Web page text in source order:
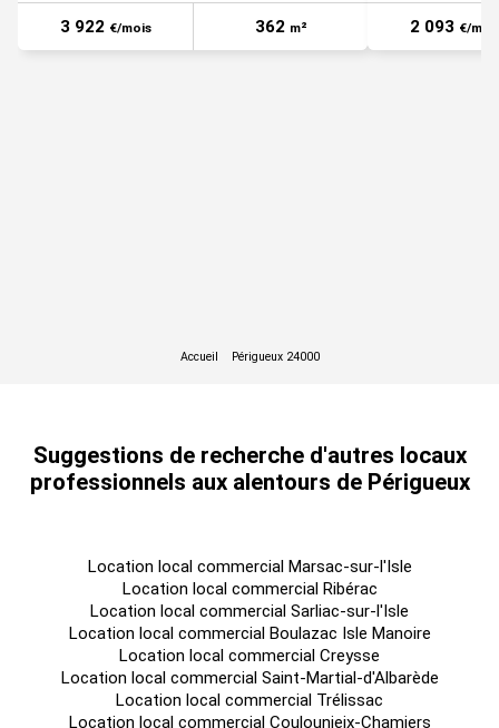
3 922 €/mois 362 m² 2 093 €/
Suggestions de recherche d'autres locaux
professionnels aux alentours de Périgueux
Location local commercial Marsac-sur-l'Isle
Location local commercial Ribérac
Location local commercial Sarliac-sur-l'Isle
Location local commercial Boulazac Isle Manoire
Location local commercial Creysse
Location local commercial Saint-Martial-d'Albarède
Location local commercial Trélissac
Location local commercial Coulounieix-Chamiers